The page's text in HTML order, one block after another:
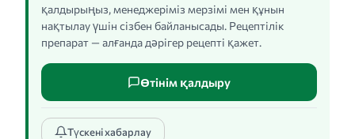
қалдырыңыз, менеджеріміз мерзімі мен құнын
нақтылау үшін сізбен байланысады. Рецептілік
препарат — алғанда дәрігер рецепті қажет.
Өтінім қалдыру
Түскені хабарлау